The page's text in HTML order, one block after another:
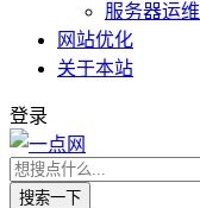
服务器运维
网站优化
关于本站
登录
搜索一下